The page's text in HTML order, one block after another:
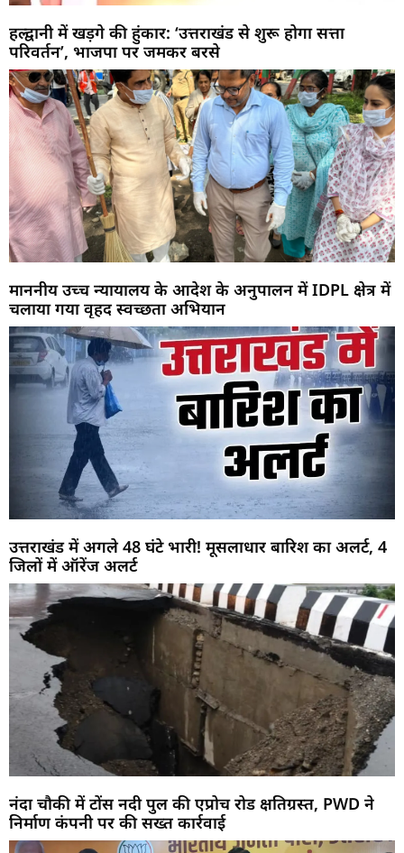
हल्द्वानी में खड़गे की हुंकार: ‘उत्तराखंड से शुरू होगा सत्ता
परिवर्तन’, भाजपा पर जमकर बरसे
माननीय उच्च न्यायालय के आदेश के अनुपालन में IDPL क्षेत्र में
चलाया गया वृहद स्वच्छता अभियान
उत्तराखंड में अगले 48 घंटे भारी! मूसलाधार बारिश का अलर्ट, 4
जिलों में ऑरेंज अलर्ट
नंदा चौकी में टोंस नदी पुल की एप्रोच रोड क्षतिग्रस्त, PWD ने
निर्माण कंपनी पर की सख्त कार्रवाई